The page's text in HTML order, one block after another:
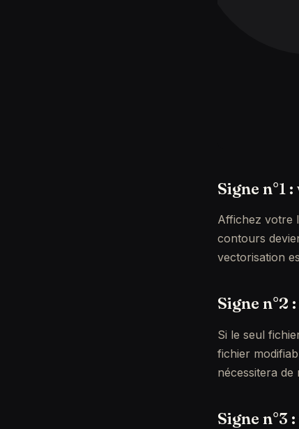
Signe n°1
Affichez votre
contours
vectorisation
Signe n°2
Si le seul
fichier
nécessitera de
Signe n°3